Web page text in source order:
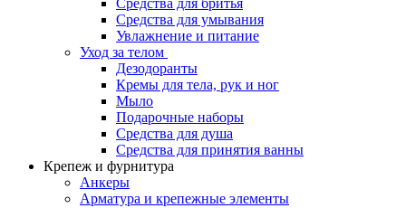
Средства для умывания
Увлажнение и питание
Уход за телом
Дезодоранты
Кремы для тела, рук и ног
Мыло
Подарочные наборы
Средства для душа
Средства для принятия ванны
Крепеж и фурнитура
Анкеры
Арматура и крепежные элементы